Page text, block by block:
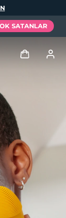
SATANLAR
profi̇li̇
Cihazlarım
Siparişlerim
Adresim
中文